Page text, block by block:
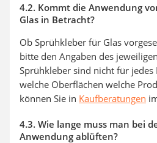
4.2. Kommt die Anwendung
Glas in Betracht?
Ob Sprühkleber für Glas
bitte den Angaben des
Sprühkleber sind nicht für jedes
welche Oberflächen welche
können Sie in Kaufberatungen
4.3. Wie lange muss man bei
Anwendung ablüften?